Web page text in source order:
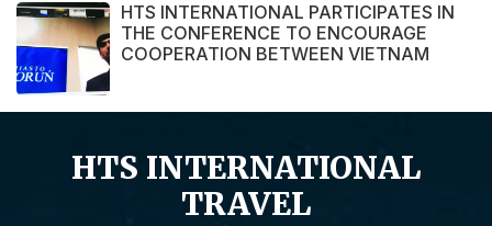
HTS INTERNATIONAL PARTICIPATES IN
THE CONFERENCE TO ENCOURAGE
COOPERATION BETWEEN VIETNAM
POLAND
HTS INTERNATIONAL
TRAVEL